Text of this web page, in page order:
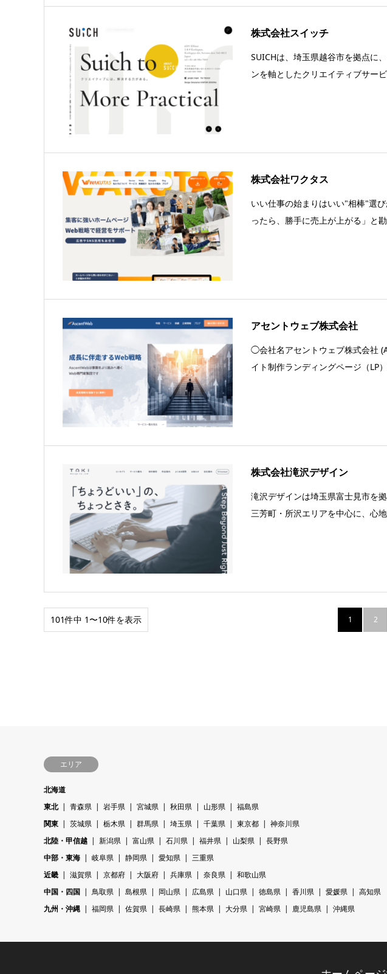
株式会社スイッチ
SUICHは、埼玉県越谷市を拠点に
ンを軸としたクリエイティブサー
株式会社ワクタス
いい仕事の始まりはいい"相棒"選
ったら、勝手に売上が上がる」と
アセントウェブ株式会社
◯会社名アセントウェブ株式会社
イト制作ランディングページ（LP
株式会社滝沢デザイン
滝沢デザインは埼玉県富士見市を
三芳町・所沢エリアを中心に、心
101件中 1〜10件を表示 1 2
エリア
北海道
東北
青森県 岩手県 宮城県 秋田県 山形県
福島県
関東
茨城県 栃木県 群馬県 埼玉県 千葉県 東京都
神奈川県
北陸・甲信越
新潟県 富山県 石川県 福井県 山梨県
長野県
中部・東海
岐阜県 静岡県 愛知県
三重県
近畿
滋賀県 京都府 大阪府 兵庫県 奈良県
和歌山県
中国・四国
鳥取県 島根県 岡山県 広島県 山口県 徳島県 香川県 愛媛県
高知県
九州・沖縄
福岡県 佐賀県 長崎県 熊本県 大分県 宮崎県 鹿児島県 沖縄県